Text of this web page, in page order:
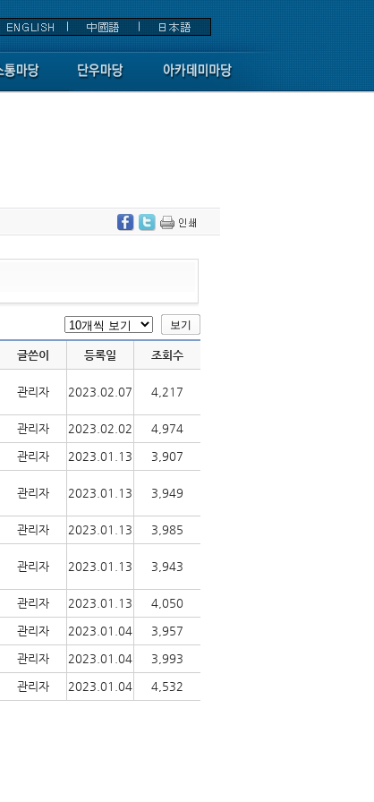
글쓴이 등록일 조회수
관리자 2023.02.07 4,217
관리자 2023.02.02 4,974
관리자 2023.01.13 3,907
관리자 2023.01.13 3,949
관리자 2023.01.13 3,985
관리자 2023.01.13 3,943
관리자 2023.01.13 4,050
관리자 2023.01.04 3,957
관리자 2023.01.04 3,993
관리자 2023.01.04 4,532